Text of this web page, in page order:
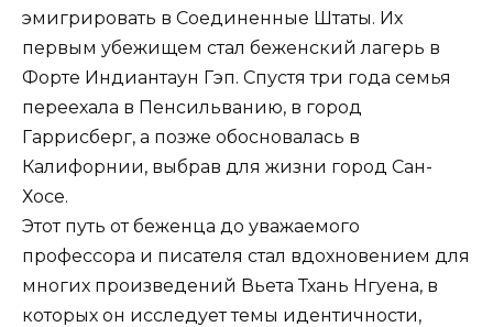
эмигрировать в Соединенные Штаты. Их
первым убежищем стал беженский лагерь в
Форте Индиантаун Гэп. Спустя три года семья
переехала в Пенсильванию, в город
Гаррисберг, а позже обосновалась в
Калифорнии, выбрав для жизни город Сан-
Хосе.
Этот путь от беженца до уважаемого
профессора и писателя стал вдохновением для
многих произведений Вьета Тхань Нгуена, в
которых он исследует темы идентичности,